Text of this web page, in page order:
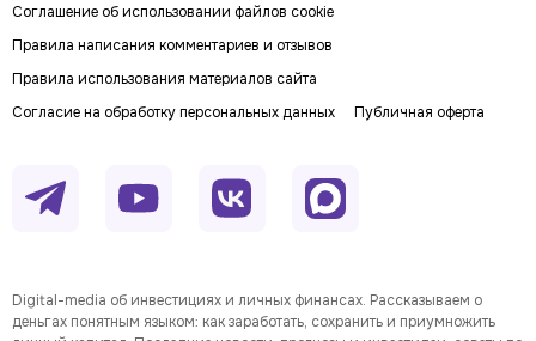
Соглашение об использовании файлов cookie
Правила написания комментариев и отзывов
Правила использования материалов сайта
Согласие на обработку персональных данных
Публичная оферта
Digital-media об инвестициях и личных финансах. Рассказываем о
деньгах понятным языком: как заработать, сохранить и приумножить